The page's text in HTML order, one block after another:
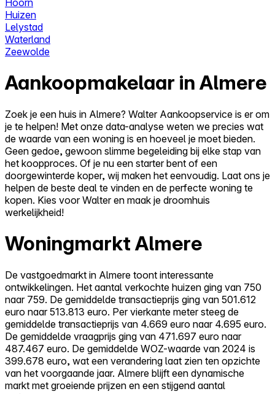
Huizen
Lelystad
Waterland
Zeewolde
Aankoopmakelaar in Almere
Zoek je een huis in Almere? Walter Aankoopservice is er om
je te helpen! Met onze data-analyse weten we precies wat
de waarde van een woning is en hoeveel je moet bieden.
Geen gedoe, gewoon slimme begeleiding bij elke stap van
het koopproces. Of je nu een starter bent of een
doorgewinterde koper, wij maken het eenvoudig. Laat ons je
helpen de beste deal te vinden en de perfecte woning te
kopen. Kies voor Walter en maak je droomhuis
werkelijkheid!
Woningmarkt Almere
De vastgoedmarkt in Almere toont interessante
ontwikkelingen. Het aantal verkochte huizen ging van 750
naar 759. De gemiddelde transactieprijs ging van 501.612
euro naar 513.813 euro. Per vierkante meter steeg de
gemiddelde transactieprijs van 4.669 euro naar 4.695 euro.
De gemiddelde vraagprijs ging van 471.697 euro naar
487.467 euro. De gemiddelde WOZ-waarde van 2024 is
399.678 euro, wat een verandering laat zien ten opzichte
van het voorgaande jaar. Almere blijft een dynamische
markt met groeiende prijzen en een stijgend aantal